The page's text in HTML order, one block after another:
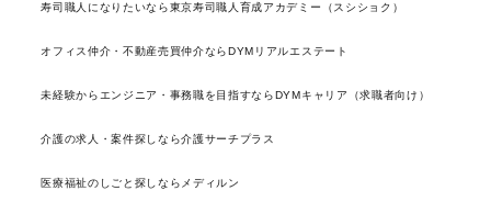
寿司職人になりたいなら東京寿司職人育成アカデミー（スシショク）
オフィス仲介・不動産売買仲介ならDYMリアルエステート
未経験からエンジニア・事務職を目指すならDYMキャリア（求職者向け）
介護の求人・案件探しなら介護サーチプラス
医療福祉のしごと探しならメディルン